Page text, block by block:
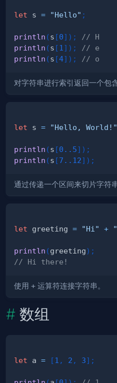
let s = "Hello" ;
println (s [0] ) ;
// H
println (s [1 ] ) ;
// e
println (s [4] ) ; // o
对字符串进行索引返回一个包
let s = "Hello, World!"
println (s [0. .5] ) ;
println (s [7. .12] ) ;
通过传递一个区间来切片字符串
let greeting = "Hi" +
println (greeting) ;
// Hi there!
使用 + 运算符连接字符串。
数组
let a = [1 , 2 , 3] ;